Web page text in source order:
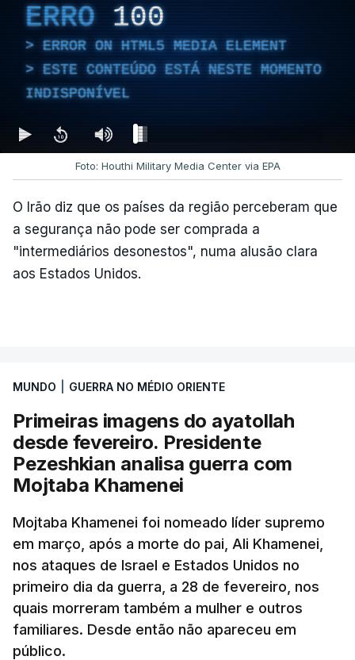
ERRO 100
ERROR ON HTML5 MEDIA ELEMENT
ESTE CONTEÚDO ESTÁ NESTE MOMENTO
INDISPONÍVEL
Foto: Houthi Military Media Center via EPA
O Irão diz que os países da região perceberam que
a segurança não pode ser comprada a
"intermediários desonestos", numa alusão clara
aos Estados Unidos.
MUNDO GUERRA NO MÉDIO ORIENTE
Primeiras imagens do ayatollah
desde fevereiro. Presidente
Pezeshkian analisa guerra com
Mojtaba Khamenei
Mojtaba Khamenei foi nomeado líder supremo
em março, após a morte do pai, Ali Khamenei,
nos ataques de Israel e Estados Unidos no
primeiro dia da guerra, a 28 de fevereiro, nos
quais morreram também a mulher e outros
familiares. Desde então não apareceu em
público.